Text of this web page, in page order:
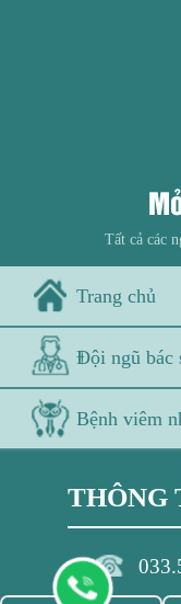
Tất cả các
Trang chủ
Đội ngũ bác
Bệnh viêm
THÔNG